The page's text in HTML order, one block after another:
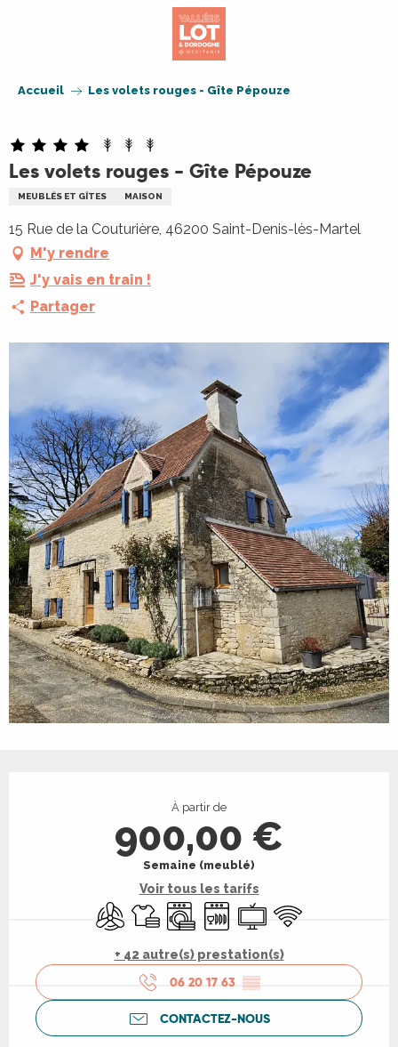
Accueil Les volets rouges - Gîte Pépouze
Les volets rouges - Gîte Pépouze
MEUBLÉS ET GÎTES MAISON
15 Rue de la Couturière, 46200 Saint-Denis-lès-Martel
M'y rendre
J'y vais en train !
Partager
À partir de
900,00 €
Semaine (meublé)
Voir tous les tarifs
Air conditionné
Draps et linge
Lave lingeLave vaisselle
Télévision
WiFi
+ 42 autre(s) prestation(s)
06 20 17 63 ▒▒
CONTACTEZ-NOUS